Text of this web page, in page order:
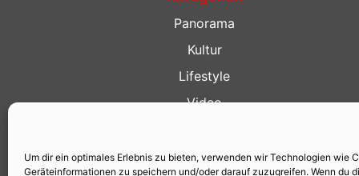
Um dir ein optimales Erlebnis zu bieten, verwenden wir Technologien wie
Geräteinformationen zu speichern und/oder darauf zuzugreifen. Wenn du
Panorama
Kultur
Lifestyle
Video
Kino Guide